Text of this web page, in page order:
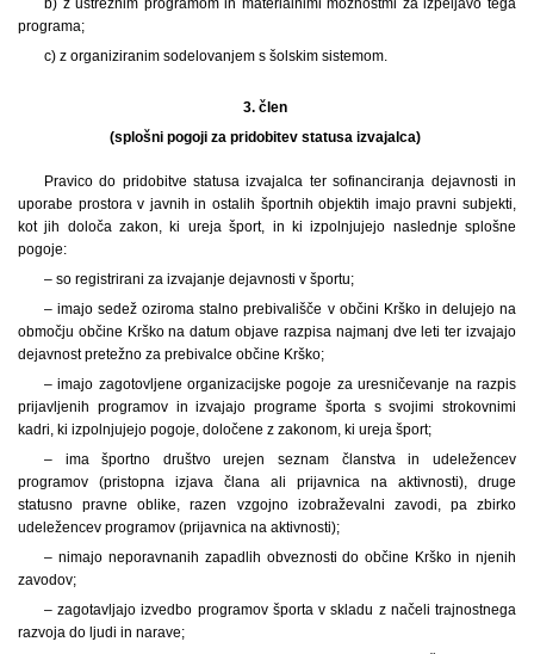
b) z ustreznim programom in materialnimi možnostmi za izpeljavo tega
programa;
c) z organiziranim sodelovanjem s šolskim sistemom.
3. člen
(splošni pogoji za pridobitev statusa izvajalca)
Pravico do pridobitve statusa izvajalca ter sofinanciranja dejavnosti in
uporabe prostora v javnih in ostalih športnih objektih imajo pravni subjekti,
kot jih določa zakon, ki ureja šport, in ki izpolnjujejo naslednje splošne
pogoje:
– so registrirani za izvajanje dejavnosti v športu;
– imajo sedež oziroma stalno prebivališče v občini Krško in delujejo na
območju občine Krško na datum objave razpisa najmanj dve leti ter izvajajo
dejavnost pretežno za prebivalce občine Krško;
– imajo zagotovljene organizacijske pogoje za uresničevanje na razpis
prijavljenih programov in izvajajo programe športa s svojimi strokovnimi
kadri, ki izpolnjujejo pogoje, določene z zakonom, ki ureja šport;
– ima športno društvo urejen seznam članstva in udeležencev
programov (pristopna izjava člana ali prijavnica na aktivnosti), druge
statusno pravne oblike, razen vzgojno izobraževalni zavodi, pa zbirko
udeležencev programov (prijavnica na aktivnosti);
– nimajo neporavnanih zapadlih obveznosti do občine Krško in njenih
zavodov;
– zagotavljajo izvedbo programov športa v skladu z načeli trajnostnega
razvoja do ljudi in narave;